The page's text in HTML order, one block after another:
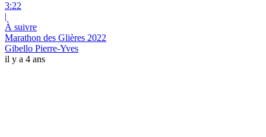
3:22
|
À suivre
Marathon des Glières 2022
Gibello Pierre-Yves
il y a 4 ans